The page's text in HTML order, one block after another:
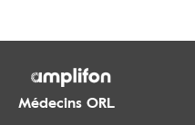
Médecins ORL